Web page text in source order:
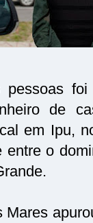
foi
de
em Ipu,
entre o
Mares